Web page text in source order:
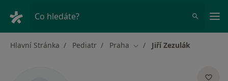
Co hledáte?
Hlavní Stránka Pediatr Praha Změna města
Jiří Zezulák